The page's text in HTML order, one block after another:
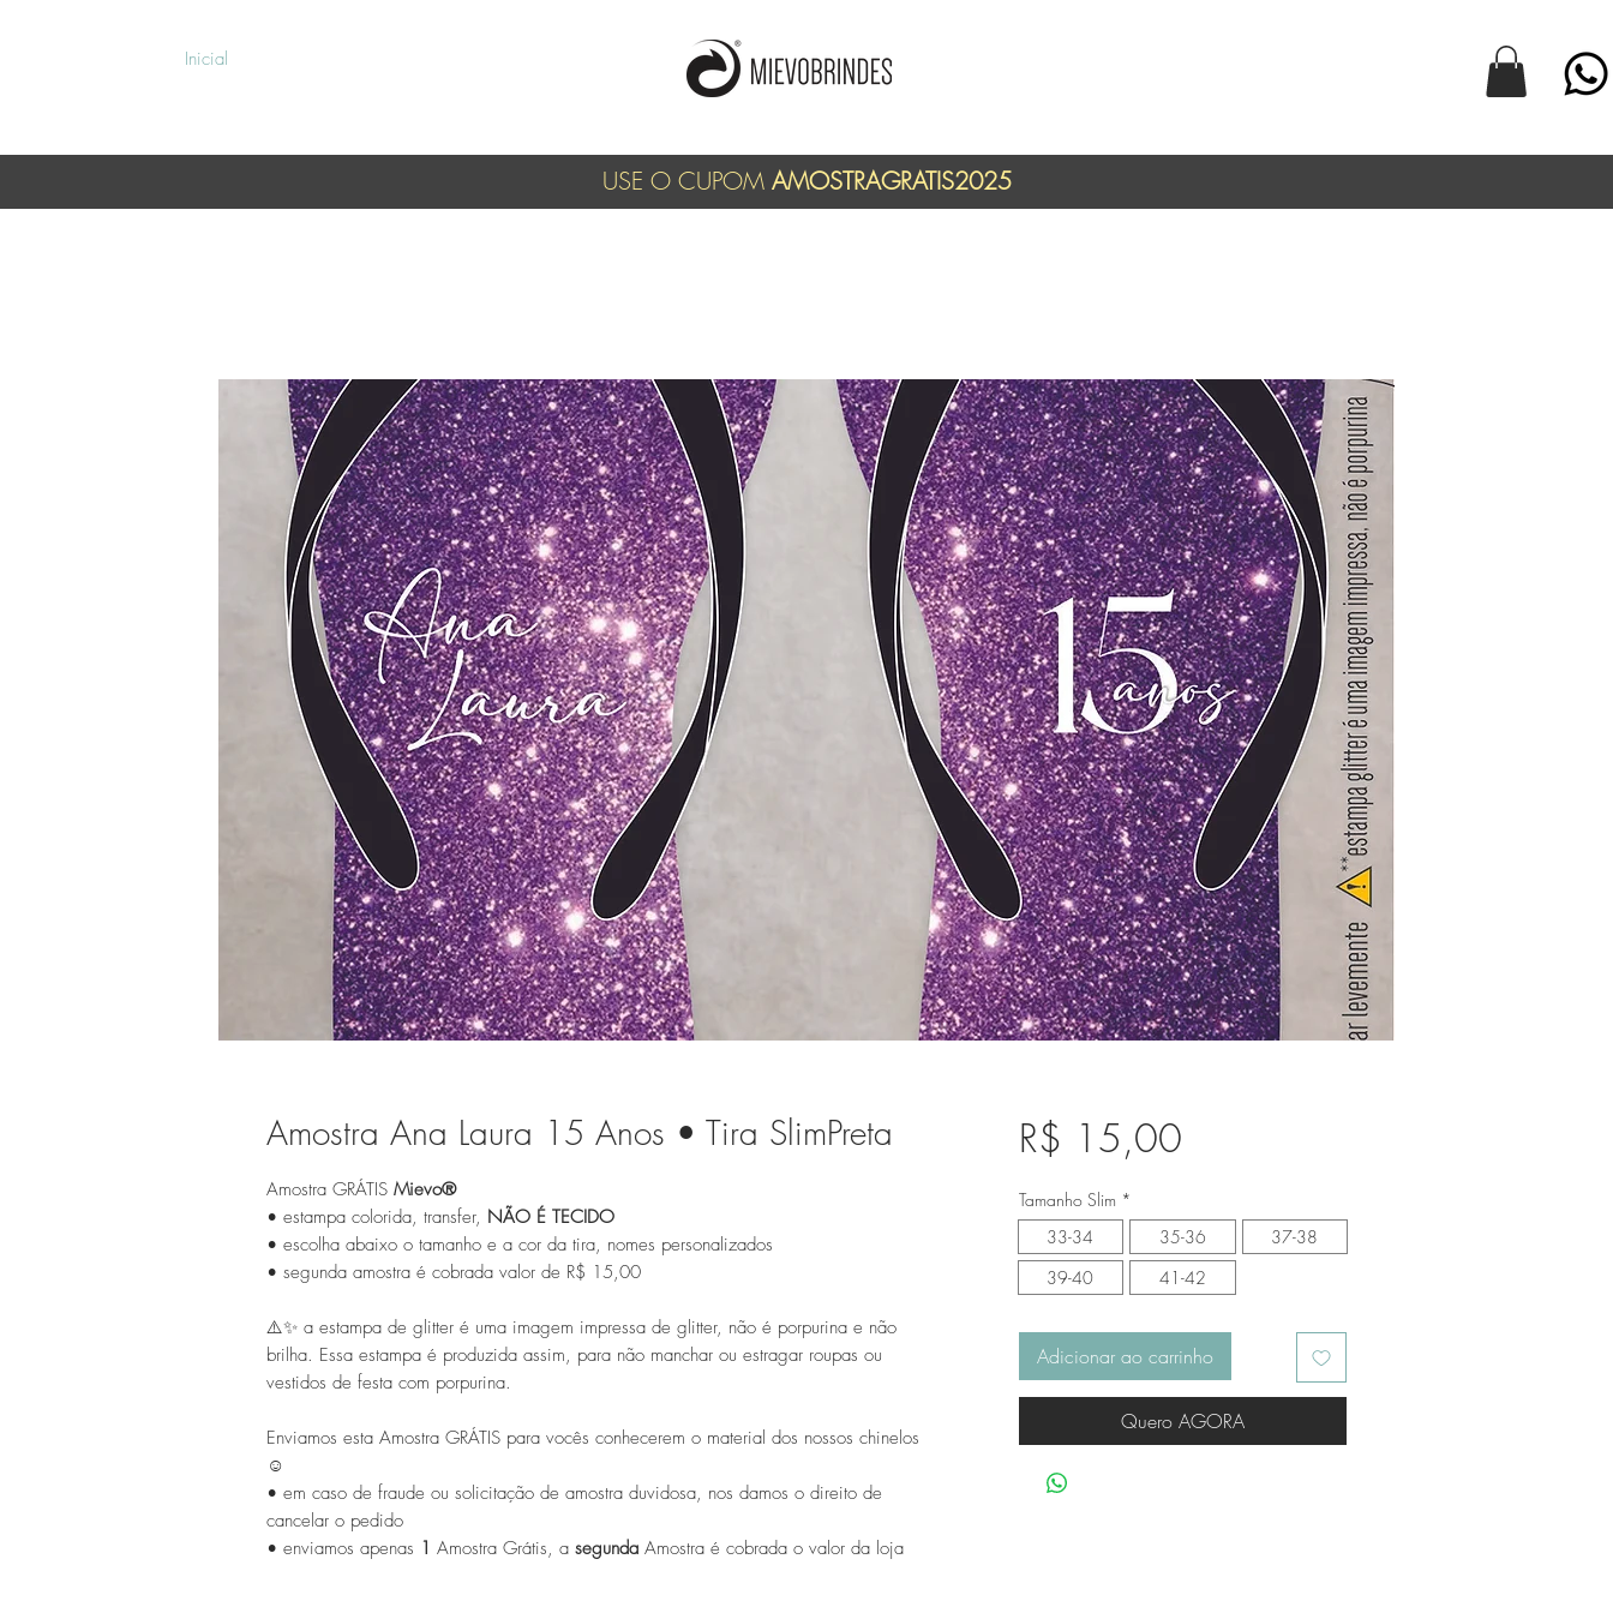
Inicial
USE O CUPOM AMOSTRAGRATIS2025
Amostra Ana Laura 15 Anos • Tira SlimPreta
Amostra GRÁTIS Mievo®
• estampa colorida, transfer, NÃO É TECIDO
• escolha abaixo o tamanho e a cor da tira, nomes personalizados
• segunda amostra é cobrada valor de R$ 15,00
⚠️✨ a estampa de glitter é uma imagem impressa de glitter, não é porpurina e não
brilha. Essa estampa é produzida assim, para não manchar ou estragar roupas ou
vestidos de festa com porpurina.
Enviamos esta Amostra GRÁTIS para vocês conhecerem o material dos nossos chinelos
☺
• em caso de fraude ou solicitação de amostra duvidosa, nos damos o direito de
cancelar o pedido
• enviamos apenas 1 Amostra Grátis, a segunda Amostra é cobrada o valor da loja
R$ 15,00Preço
Tamanho Slim *
33-34
35-36
37-38
39-40
41-42
Adicionar ao carrinho
Quero AGORA